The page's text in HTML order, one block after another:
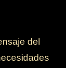
del